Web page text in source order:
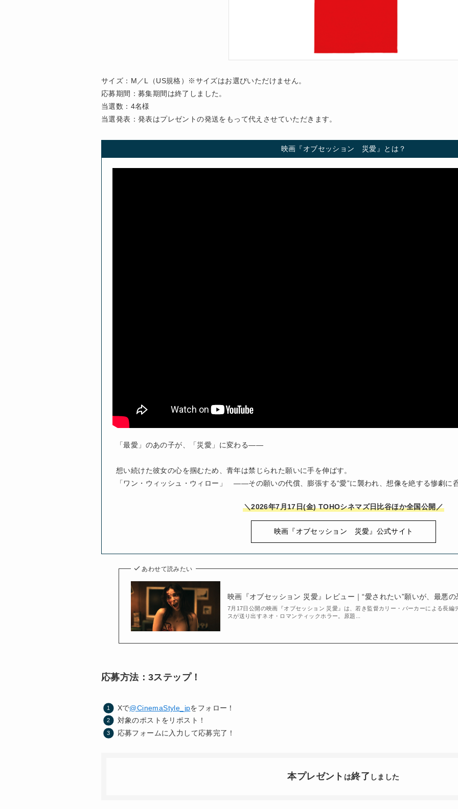
サイズ：M／L（US規格）※サイズはお選びいただけません。
応募期間：募集期間は終了しました。
当選数：4名様
当選発表：発表はプレゼントの発送をもって代えさせていただきます。
映画『オブセッション 災愛』とは？
「最愛」のあの子が、「災愛」に変わる――
想い続けた彼女の心を掴むため、青年は禁じられた願いに手を伸ばす。
「ワン・ウィッシュ・ウィロー」　――その願いの代償、膨張する“愛”に襲われ、想像を絶する惨劇に
＼2026年7月17日(金) TOHOシネマズ日比谷ほか全国公開／
映画『オブセッション 災愛』公式サイト
あわせて読みたい
映画『オブセッション 災愛』レビュー｜“愛されたい”願いが、最悪
7月17日公開の映画『オブセッション 災愛』は、若き監督カリー・バーカーによる長編
スが送り出すネオ・ロマンティックホラー。原題...
応募方法：3ステップ！
Xで@CinemaStyle_jpをフォロー！
対象のポストをリポスト！
応募フォームに入力して応募完了！
本プレゼント は終了 しました